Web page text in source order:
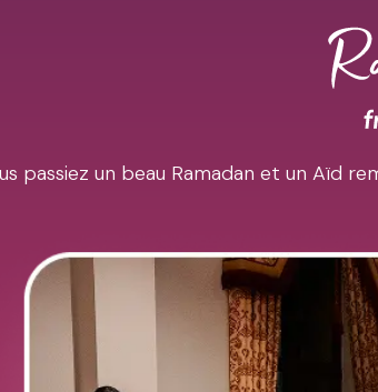
passiez un beau Ramadan et un